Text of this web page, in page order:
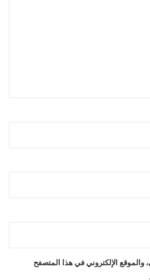
والموقع الإلكتروني في هذا المتصفح